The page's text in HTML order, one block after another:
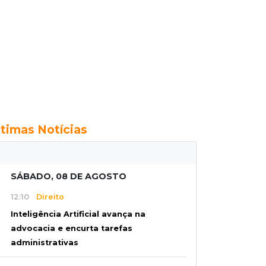
Notícias
SÁBADO, 08 DE AGOSTO
12:10 Direito
Inteligência Artificial avança na
advocacia e encurta tarefas
administrativas